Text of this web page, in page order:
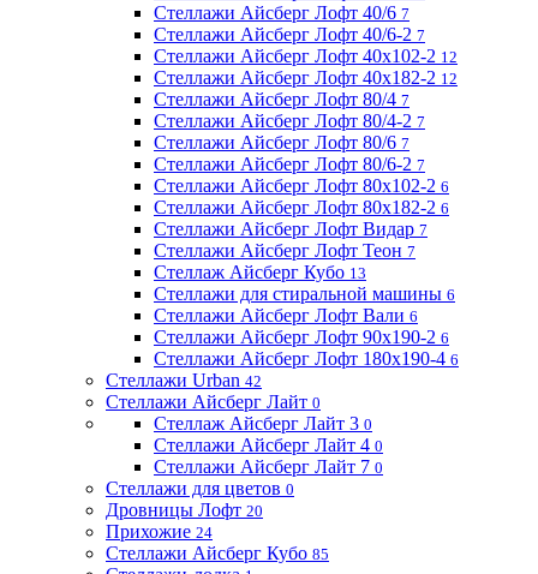
Стеллажи Айсберг Лофт 40/6 7
Стеллажи Айсберг Лофт 40/6-2 7
Стеллажи Айсберг Лофт 40х102-2 12
Стеллажи Айсберг Лофт 40х182-2 12
Стеллажи Айсберг Лофт 80/4 7
Стеллажи Айсберг Лофт 80/4-2 7
Стеллажи Айсберг Лофт 80/6 7
Стеллажи Айсберг Лофт 80/6-2 7
Стеллажи Айсберг Лофт 80х102-2 6
Стеллажи Айсберг Лофт 80х182-2 6
Стеллажи Айсберг Лофт Видар 7
Стеллажи Айсберг Лофт Теон 7
Стеллаж Айсберг Кубо 13
Стеллажи для стиральной машины 6
Стеллажи Айсберг Лофт Вали 6
Стеллажи Айсберг Лофт 90х190-2 6
Стеллажи Айсберг Лофт 180х190-4 6
Стеллажи Urban 42
Стеллажи Айсберг Лайт 0
Стеллаж Айсберг Лайт 3 0
Стеллажи Айсберг Лайт 4 0
Стеллажи Айсберг Лайт 7 0
Стеллажи для цветов 0
Дровницы Лофт 20
Прихожие 24
Стеллажи Айсберг Кубо 85